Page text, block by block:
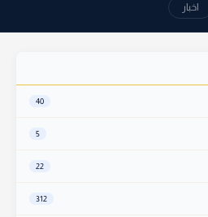
اخبار
40
5
22
312